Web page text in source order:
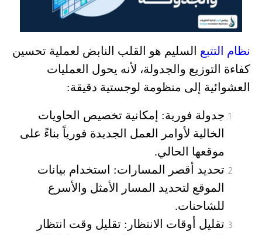
نظام التتبع السليم هو القلب النابض لعملية تحسين
كفاءة التوزيع والجدولة، لأنه يحول العمليات
العشوائية إلى منظومة لوجستية دقيقة:
جدولة فورية: إمكانية تخصيص الحاويات
الخالية لأوامر العمل الجديدة فورياً بناءً على
موقعها الحالي.
تحديد أقصر المسارات: استخدام بيانات
الموقع لتحديد المسار الأمثل والأسرع
للشاحنات.
تقليل أوقات الانتظار : تقليل وقت انتظار